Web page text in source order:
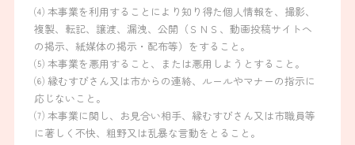
⑷ 本事業を利用することにより知り得た個人情報を、撮影、
複製、転記、譲渡、漏洩、公開（ＳＮＳ、動画投稿サイトへ
の掲示、紙媒体の掲示・配布等）をすること。
⑸ 本事業を悪用すること、または悪用しようとすること。
⑹ 縁むすびさん又は市からの連絡、ルールやマナーの指示に
応じないこと。
⑺ 本事業に関し、お見合い相手、縁むすびさん又は市職員等
に著しく不快、粗野又は乱暴な言動をとること。